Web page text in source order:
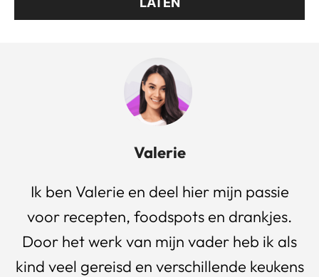
Valerie
Ik ben Valerie en deel hier mijn passie
voor recepten, foodspots en drankjes.
Door het werk van mijn vader heb ik als
kind veel gereisd en verschillende keukens